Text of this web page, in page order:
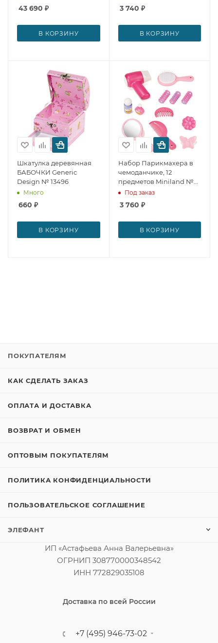
43 690 ₽
В КОРЗИНУ
3 740 ₽
В КОРЗИНУ
Шкатулка деревянная
БАБОЧКИ Generic
Design № 13496
Много
660 ₽
В КОРЗИНУ
Набор Парикмахера в
чемоданчике, 12
предметов Miniland №
27564
Под заказ
3 760 ₽
В КОРЗИНУ
ПОКУПАТЕЛЯМ
КАК СДЕЛАТЬ ЗАКАЗ
ОПЛАТА И ДОСТАВКА
ВОЗВРАТ И ОБМЕН
ОПТОВЫМ ПОКУПАТЕЛЯМ
ПОЛИТИКА КОНФИДЕНЦИАЛЬНОСТИ
ПОЛЬЗОВАТЕЛЬСКОЕ СОГЛАШЕНИЕ
ЭЛЕФАНТ
ИП «Астафьева Анна Валерьевна»
ОГРНИП 308770000348542
ИНН 772829035108
Доставка по всей России
+7 (495) 946-73-02